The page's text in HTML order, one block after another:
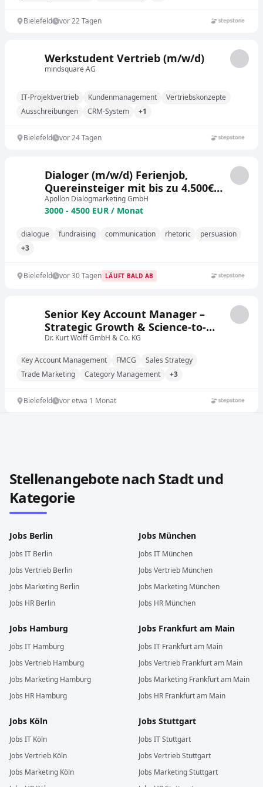
Bielefeld vor 22 Tagen
Werkstudent Vertrieb (m/w/d)
mindsquare AG
IT-Projektvertrieb Kundenmanagement
Vertriebskonzepte
Ausschreibungen
CRM-System +1
Bielefeld vor 24 Tagen
Dialoger (m/w/d) Ferienjob,
Quereinsteiger mit bis zu 4.500€
im Monat
Apollon Dialogmarketing GmbH
3000 - 4500 EUR / Monat
dialogue fundraising communication rhetoric
persuasion
+3
Bielefeld vor 30 Tagen LÄUFT BALD AB
Senior Key Account Manager –
Strategic Growth & Science-to-
Market (FMCG) (m/w/d)
Dr. Kurt Wolff GmbH & Co. KG
Key Account Management FMCG
Sales Strategy
Trade Marketing
Category Management +3
Bielefeld vor etwa 1 Monat
Stellenangebote nach Stadt und
Kategorie
Jobs Berlin
Jobs IT Berlin
Jobs Vertrieb Berlin
Jobs Marketing Berlin
Jobs HR Berlin
Jobs München
Jobs IT München
Jobs Vertrieb München
Jobs Marketing München
Jobs HR München
Jobs Hamburg
Jobs IT Hamburg
Jobs Vertrieb Hamburg
Jobs Marketing Hamburg
Jobs HR Hamburg
Jobs Frankfurt am Main
Jobs IT Frankfurt am Main
Jobs Vertrieb Frankfurt am Main
Jobs Marketing Frankfurt am Main
Jobs HR Frankfurt am Main
Jobs Köln
Jobs IT Köln
Jobs Vertrieb Köln
Jobs Marketing Köln
Jobs Stuttgart
Jobs ITStuttgart
Jobs VertriebStuttgart
Jobs MarketingStuttgart